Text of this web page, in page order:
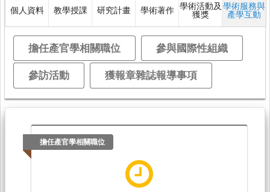
個人資料 教學授課 研究計畫 學術著作 學術活動及
獲獎
學術服務與
產學互動
擔任產官學相關職位 參與國際性組織
參訪活動 獲報章雜誌報導事項
擔任產官學相關職位